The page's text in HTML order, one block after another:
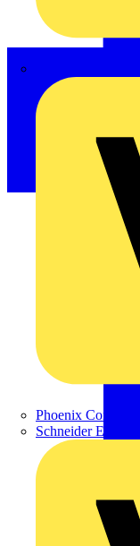
Phoenix Contact
Schneider Electric